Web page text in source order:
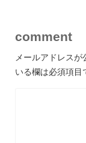
comment
メールアドレスが
いる欄は必須項目